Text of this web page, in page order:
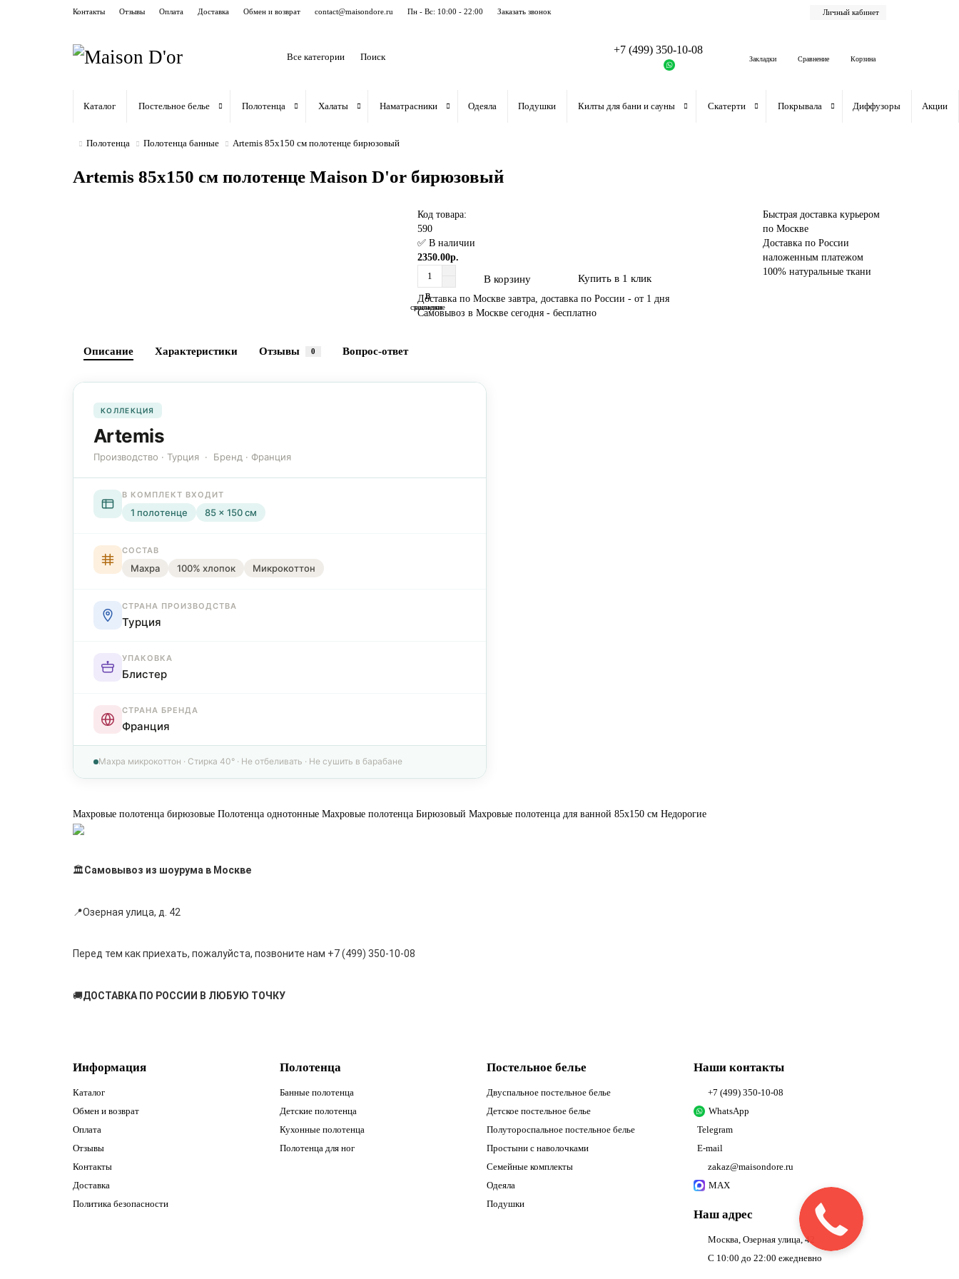
Контакты Отзывы Оплата Доставка Обмен и возврат contact@maisondore.ru Пн - Вс: 10:00 - 22:00 Заказать звонок Личный кабинет
Все категории
+7 (499) 350-10-08
Закладки Сравнение Корзина
Каталог Постельное белье Полотенца Халаты Наматрасники Одеяла Подушки Килты для бани и сауны Скатерти Покрывала Диффузоры Акции
Полотенца Полотенца банные Artemis 85х150 см полотенце бирюзовый
Artemis 85х150 см полотенце Maison D'or бирюзовый
Код товара:
590
✅ В наличии
2350.00р.
В корзину Купить в 1 клик
В
закладки
В
сравнение
Доставка по Москве завтра, доставка по России - от 1 дня
Самовывоз в Москве сегодня - бесплатно
Быстрая доставка курьером
по Москве
Доставка по России
наложенным платежом
100% натуральные ткани
Описание Характеристики Отзывы 0 Вопрос-ответ
КОЛЛЕКЦИЯ
Artemis
Производство · Турция · Бренд · Франция
В КОМПЛЕКТ ВХОДИТ
1 полотенце 85 × 150 см
СОСТАВ
Махра 100% хлопок Микрокоттон
СТРАНА ПРОИЗВОДСТВА
Турция
УПАКОВКА
Блистер
СТРАНА БРЕНДА
Франция
Махра микрокоттон · Стирка 40° · Не отбеливать · Не сушить в барабане
Махровые полотенца бирюзовые Полотенца однотонные Махровые полотенца Бирюзовый Махровые полотенца для ванной 85х150 см Недорогие
🏛Самовывоз из шоурума в Москве
📍Озерная улица, д. 42
Перед тем как приехать, пожалуйста, позвоните нам +7 (499) 350-10-08
🚚ДОСТАВКА ПО РОССИИ В ЛЮБУЮ ТОЧКУ
Информация
Каталог
Обмен и возврат
Оплата
Отзывы
Контакты
Доставка
Политика безопасности
Полотенца
Банные полотенца
Детские полотенца
Кухонные полотенца
Полотенца для ног
Постельное белье
Двуспальное постельное белье
Детское постельное белье
Полутороспальное постельное белье
Простыни с наволочками
Семейные комплекты
Одеяла
Подушки
Наши контакты
+7 (499) 350-10-08
WhatsApp
Telegram
E-mail
zakaz@maisondore.ru
MAX
Наш адрес
Москва, Озерная улица, 42
С 10:00 до 22:00 ежедневно
Заказать
звонок